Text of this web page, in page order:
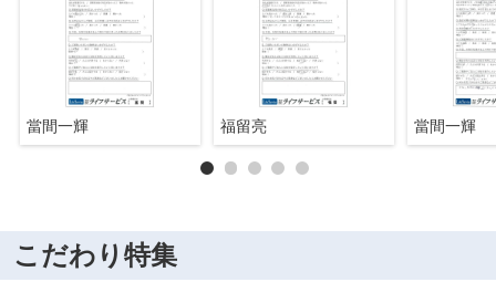
當間一輝 福留亮 當間一輝
こだわり特集